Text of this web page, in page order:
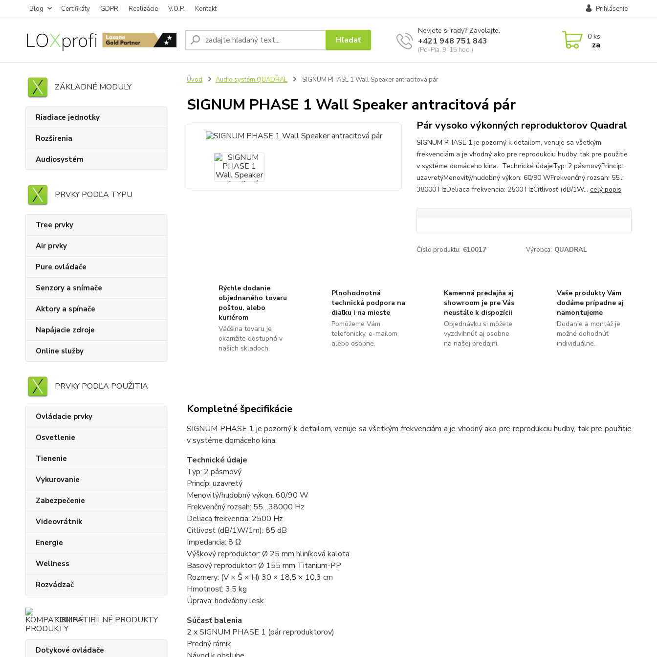
Blog Certifikáty GDPR Realizácie V.O.P. Kontakt Prihlásenie
Hľadať
Neviete si rady? Zavolajte.
+421 948 751 843
(Po-Pia, 9-15 hod.)
0 ks
za
ZÁKLADNÉ MODULY
Riadiace jednotky
Rozšírenia
Audiosystém
PRVKY PODĽA TYPU
Tree prvky
Air prvky
Pure ovládače
Senzory a snímače
Aktory a spínače
Napájacie zdroje
Online služby
PRVKY PODĽA POUŽITIA
Ovládacie prvky
Osvetlenie
Tienenie
Vykurovanie
Zabezpečenie
Videovrátnik
Energie
Wellness
Rozvádzač
KOMPATIBILNÉ PRODUKTY
Dotykové ovládače
Úvod Audio systém QUADRAL SIGNUM PHASE 1 Wall Speaker antracitová pár
SIGNUM PHASE 1 Wall Speaker antracitová pár
Pár vysoko výkonných reproduktorov Quadral
SIGNUM PHASE 1 je pozorný k detailom, venuje sa všetkým
frekvenciám a je vhodný ako pre reprodukciu hudby, tak pre použitie
v systéme domáceho kina. Technické údajeTyp: 2 pásmovýPrincíp:
uzavretýMenovitý/hudobný výkon: 60/90 WFrekvenčný rozsah: 55…
38000 HzDeliaca frekvencia: 2500 HzCitlivosť (dB/1W... celý popis
Číslo produktu: 610017 Výrobca: QUADRAL
Rýchle dodanie
objednaného tovaru
poštou, alebo
kuriérom
Väčšina tovaru je
okamžite dostupná v
našich skladoch.
Plnohodnotná
technická podpora na
diaľku i na mieste
Pomôžeme Vám
telefonicky, e-mailom,
alebo osobne.
Kamenná predajňa aj
showroom je pre Vás
neustále k dispozícii
Objednávku si môžete
vyzdvihnúť aj osobne
na našej predajni.
Vaše produkty Vám
dodáme prípadne aj
namontujeme
Dodanie a montáž je
možné dohodnúť
individuálne.
Kompletné špecifikácie
SIGNUM PHASE 1 je pozorný k detailom, venuje sa všetkým frekvenciám a je vhodný ako pre reprodukciu hudby, tak pre použitie
v systéme domáceho kina.
Technické údaje
Typ: 2 pásmový
Princíp: uzavretý
Menovitý/hudobný výkon: 60/90 W
Frekvenčný rozsah: 55…38000 Hz
Deliaca frekvencia: 2500 Hz
Citlivosť (dB/1W/1m): 85 dB
Impedancia: 8 Ω
Výškový reproduktor: Ø 25 mm hliníková kalota
Basový reproduktor: Ø 155 mm Titanium-PP
Rozmery: (V × Š × H) 30 × 18,5 × 10,3 cm
Hmotnosť: 3,5 kg
Úprava: hodvábny lesk
Súčasť balenia
2 x SIGNUM PHASE 1 (pár reproduktorov)
Predný rámik